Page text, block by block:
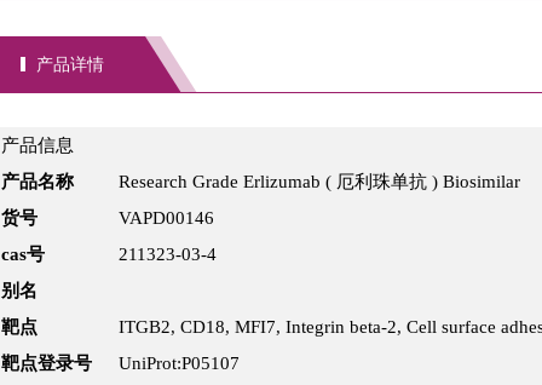
产品详情
产品信息
产品名称
Research Grade Erlizumab ( 厄利珠单抗 ) Biosimilar
货号
VAPD00146
cas号
211323-03-4
别名
靶点
ITGB2, CD18, MFI7, Integrin beta-2, Cell surface
靶点登录号
UniProt:P05107